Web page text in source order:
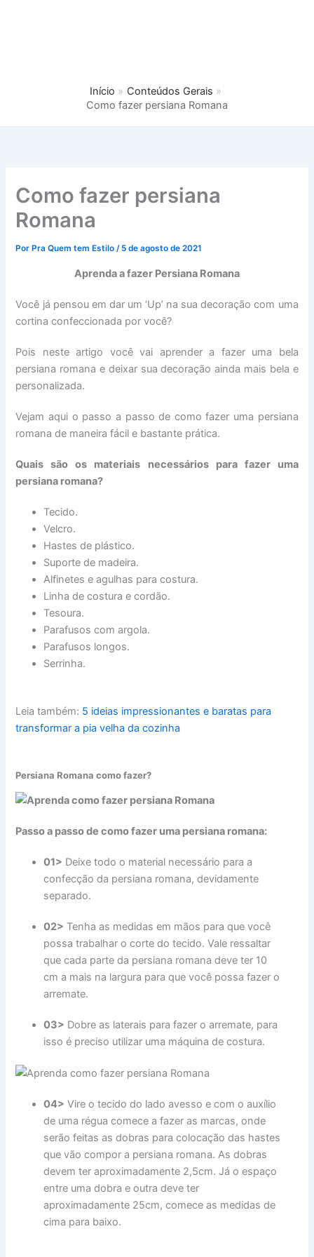
Início
Conteúdos Gerais
Como fazer persiana Romana
Como fazer persiana
Romana
Por Pra Quem tem Estilo/ 5 de agosto de 2021
Aprenda a fazer Persiana Romana
Você já pensou em dar um ‘Up’ na sua decoração com uma
cortina confeccionada por você?
Pois neste artigo você vai aprender a fazer uma bela
persiana romana e deixar sua decoração ainda mais bela e
personalizada.
Vejam aqui o passo a passo de como fazer uma persiana
romana de maneira fácil e bastante prática.
Quais são os materiais necessários para fazer uma
persiana romana?
Tecido.
Velcro.
Hastes de plástico.
Suporte de madeira.
Alfinetes e agulhas para costura.
Linha de costura e cordão.
Tesoura.
Parafusos com argola.
Parafusos longos.
Serrinha.
Leia também: 5 ideias impressionantes e baratas para
transformar a pia velha da cozinha
Persiana Romana como fazer?
Passo a passo de como fazer uma persiana romana:
01> Deixe todo o material necessário para a
confecção da persiana romana, devidamente
separado.
02> Tenha as medidas em mãos para que você
possa trabalhar o corte do tecido. Vale ressaltar
que cada parte da persiana romana deve ter 10
cm a mais na largura para que você possa fazer o
arremate.
03> Dobre as laterais para fazer o arremate, para
isso é preciso utilizar uma máquina de costura.
04> Vire o tecido do lado avesso e com o auxílio
de uma régua comece a fazer as marcas, onde
serão feitas as dobras para colocação das hastes
que vão compor a persiana romana. As dobras
devem ter aproximadamente 2,5cm. Já o espaço
entre uma dobra e outra deve ter
aproximadamente 25cm, comece as medidas de
cima para baixo.